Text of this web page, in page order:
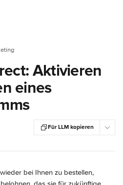
Aktivieren
eines
Für LLM kopieren
bei Ihnen zu bestellen,